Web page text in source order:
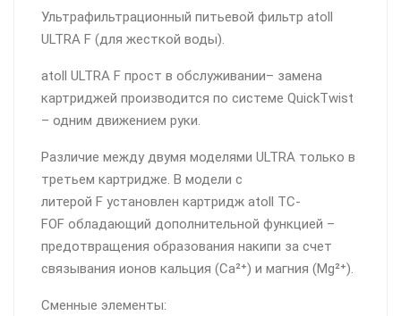
Ультрафильтрационный питьевой фильтр atoll
ULTRA F (для жесткой воды).
atoll ULTRA F прост в обслуживании– замена
картриджей производится по системе QuickTwist
– одним движением руки.
Различие между двумя моделями ULTRA только в
третьем картридже. В модели с
литерой F установлен картридж atoll TC-
FOF обладающий дополнительной функцией –
предотвращения образования накипи за счет
связывания ионов кальция (Ca²⁺) и магния (Mg²⁺).
Сменные элементы: